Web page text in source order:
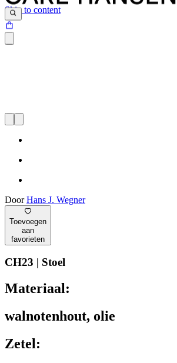
Skip to content
DoorHans J. Wegner
Toevoegen
aan
favorieten
CH23 | Stoel
Materiaal:
walnotenhout, olie
Zetel: